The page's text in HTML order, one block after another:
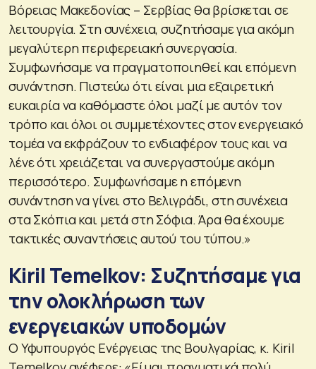
Βόρειας Μακεδονίας – Σερβίας θα βρίσκεται σε
λειτουργία. Στη συνέχεια, συζητήσαμε για ακόμη
μεγαλύτερη περιφερειακή συνεργασία.
Συμφωνήσαμε να πραγματοποιηθεί και επόμενη
συνάντηση. Πιστεύω ότι είναι μια εξαιρετική
ευκαιρία να καθόμαστε όλοι μαζί με αυτόν τον
τρόπο και όλοι οι συμμετέχοντες στον ενεργειακό
τομέα να εκφράζουν το ενδιαφέρον τους και να
λένε ότι χρειάζεται να συνεργαστούμε ακόμη
περισσότερο. Συμφωνήσαμε η επόμενη
συνάντηση να γίνει στο Βελιγράδι, στη συνέχεια
στα Σκόπια και μετά στη Σόφια. Άρα θα έχουμε
τακτικές συναντήσεις αυτού του τύπου.»
Kiril Temelkov: Συζητήσαμε για
την ολοκλήρωση των
ενεργειακών υποδομών
Ο Υφυπουργός Ενέργειας της Βουλγαρίας, κ. Kiril